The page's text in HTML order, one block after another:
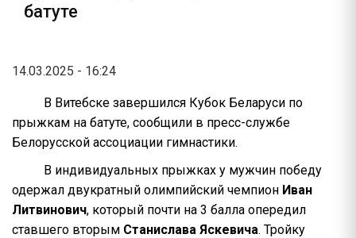
батуте
14.03.2025 - 16:24
В Витебске завершился Кубок Беларуси по
прыжкам на батуте, сообщили в пресс-службе
Белорусской ассоциации гимнастики.
В индивидуальных прыжках у мужчин победу
одержал двукратный олимпийский чемпион Иван
Литвинович, который почти на 3 балла опередил
ставшего вторым Станислава Яскевича. Тройку